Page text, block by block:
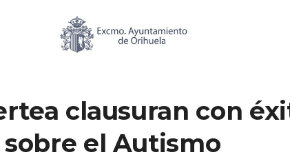
clausuran con
el Autismo